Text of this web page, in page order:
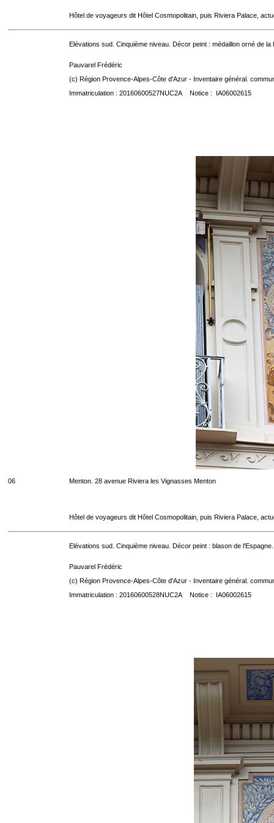
Hôtel de voyageurs dit Hôtel Cosmopolitain, puis Riviera Palace,
Elévations sud. Cinquième niveau. Décor peint : médaillon orné de la
Pauvarel Frédéric
(c) Région Provence-Alpes-Côte d'Azur - Inventaire général.
Immatriculation : 20160600527NUC2A Notice : IA06002615
06 Menton. 28 avenue Riviera les Vignasses Menton
Hôtel de voyageurs dit Hôtel Cosmopolitain, puis Riviera Palace,
Elévations sud. Cinquième niveau. Décor peint : blason de l'Espagne.
Pauvarel Frédéric
(c) Région Provence-Alpes-Côte d'Azur - Inventaire général.
Immatriculation : 20160600528NUC2A Notice : IA06002615